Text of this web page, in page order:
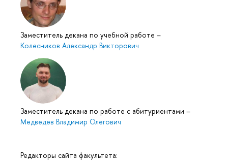
Заместитель декана по учебной работе –
Колесников Александр Викторович
Заместитель декана по работе с абитуриентами –
Медведев Владимир Олегович
Редакторы сайта факультета: